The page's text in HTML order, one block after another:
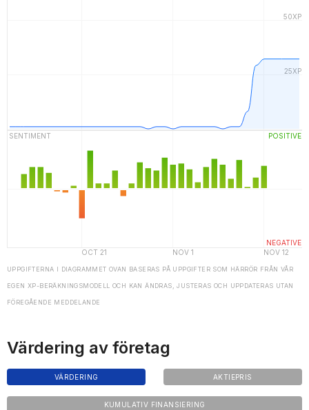
UPPGIFTERNA I DIAGRAMMET OVAN BASERAS PÅ UPPGIFTER SOM HÄRRÖR FRÅN VÅR
EGEN XP-BERÄKNINGSMODELL OCH KAN ÄNDRAS, JUSTERAS OCH UPPDATERAS UTAN
FÖREGÅENDE MEDDELANDE
Värdering av företag
VÄRDERING AKTIEPRIS
KUMULATIV FINANSIERING